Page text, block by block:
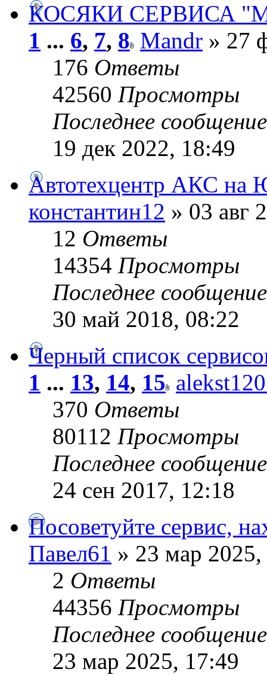
КОСЯКИ СЕРВИСА
1 ... 6, 7, 8 Mandr » 27
176 Ответы
42560 Просмотры
Последнее
19 дек 2022, 18:49
Автотехцентр АКС на
константин12 » 03 авг
12 Ответы
14354 Просмотры
Последнее
30 май 2018, 08:22
Черный список
1 ... 13, 14, 15
370 Ответы
80112 Просмотры
Последнее
24 сен 2017, 12:18
Посоветуйте сервис,
Павел61 » 23 мар
2 Ответы
44356 Просмотры
Последнее
23 мар 2025, 17:49